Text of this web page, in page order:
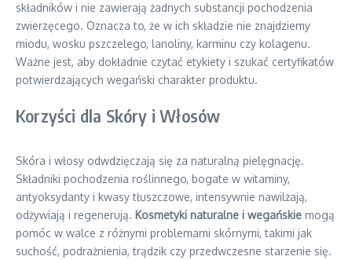
składników i nie zawierają żadnych substancji pochodzenia
zwierzęcego. Oznacza to, że w ich składzie nie znajdziemy
miodu, wosku pszczelego, lanoliny, karminu czy kolagenu.
Ważne jest, aby dokładnie czytać etykiety i szukać certyfikatów
potwierdzających wegański charakter produktu.
Korzyści dla Skóry i Włosów
Skóra i włosy odwdzięczają się za naturalną pielęgnację.
Składniki pochodzenia roślinnego, bogate w witaminy,
antyoksydanty i kwasy tłuszczowe, intensywnie nawilżają,
odżywiają i regenerują. Kosmetyki naturalne i wegańskie mogą
pomóc w walce z różnymi problemami skórnymi, takimi jak
suchość, podrażnienia, trądzik czy przedwczesne starzenie się.